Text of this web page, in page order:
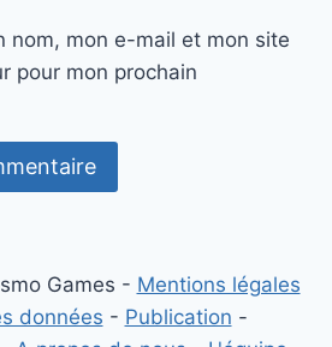
nom, mon e-mail et mon site
pour mon prochain
Games - Mentions légales
données - Publication -